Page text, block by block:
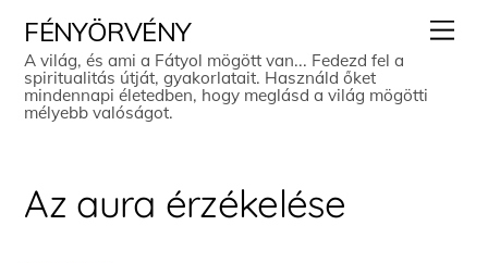
content
FÉNYÖRVÉNY
A világ, és ami a Fátyol mögött van... Fedezd fel a
spiritualitás útját, gyakorlatait. Használd őket
mindennapi életedben, hogy meglásd a világ mögötti
mélyebb valóságot.
Az aura érzékelése